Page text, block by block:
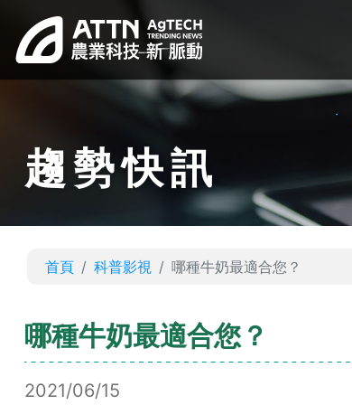
趨勢快訊
首頁 科普影視 哪種牛奶最適合您？
哪種牛奶最適合您？
2021/06/15